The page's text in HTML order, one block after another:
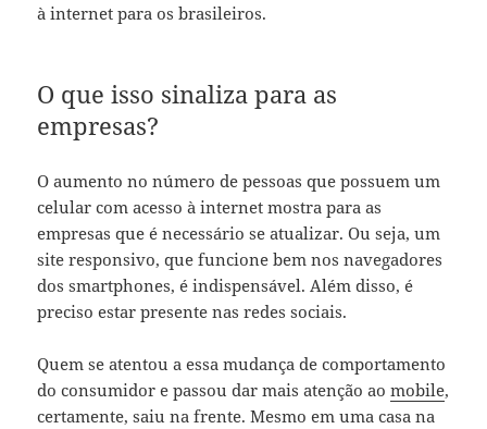
à internet para os brasileiros.
O que isso sinaliza para as
empresas?
O aumento no número de pessoas que possuem um
celular com acesso à internet mostra para as
empresas que é necessário se atualizar. Ou seja, um
site responsivo, que funcione bem nos navegadores
dos smartphones, é indispensável. Além disso, é
preciso estar presente nas redes sociais.
Quem se atentou a essa mudança de comportamento
do consumidor e passou dar mais atenção aomobile,
certamente, saiu na frente. Mesmo em uma casa na